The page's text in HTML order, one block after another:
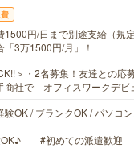
円/日まで別途支給（規
「3万1500円/月」！
＞・2名募集！友達との応
商社で オフィスワークデ
験OK / ブランクOK / パソコ
OK♪ #初めての派遣歓迎